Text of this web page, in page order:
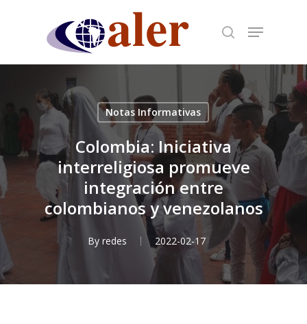
content
Notas Informativas
Colombia: Iniciativa
interreligiosa promueve
integración entre
colombianos y venezolanos
By redes 2022-02-17